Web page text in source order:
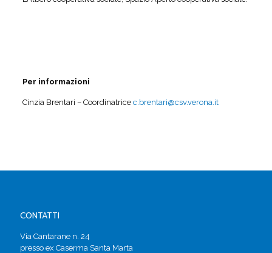
Per informazioni
Cinzia Brentari – Coordinatrice c.brentari@csv.verona.it
CONTATTI
Via Cantarane n. 24
presso ex Caserma Santa Marta